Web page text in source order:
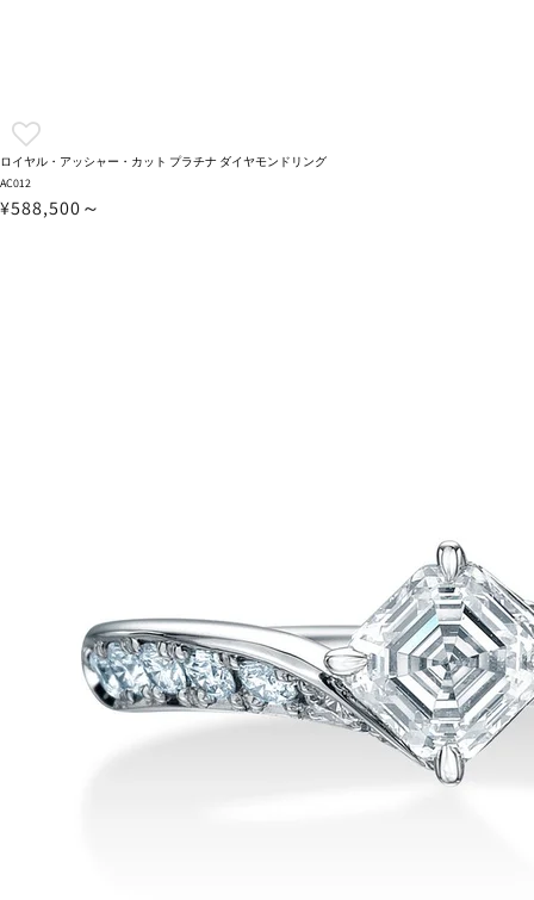
ロイヤル・アッシャー・カット プラチナ ダイヤモンドリング
AC012
¥588,500～